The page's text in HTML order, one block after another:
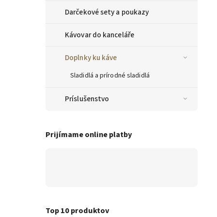
Darčekové sety a poukazy
Kávovar do kanceláře
Doplnky ku káve
Sladidlá a prírodné sladidlá
Príslušenstvo
Prijímame online platby
Top 10 produktov